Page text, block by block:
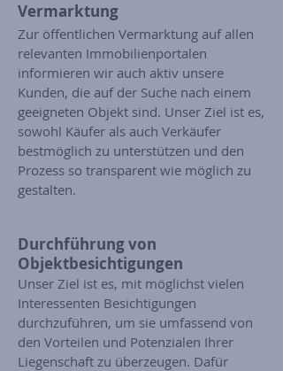
Vermarktung​
Zur öffentlichen Vermarktung auf allen
relevanten Immobilienportalen
informieren wir auch aktiv unsere
Kunden, die auf der Suche nach einem
geeigneten Objekt sind. Unser Ziel ist es,
sowohl Käufer als auch Verkäufer
bestmöglich zu unterstützen und den
Prozess so transparent wie möglich zu
gestalten.
Durchführung von
Objektbesichtigungen
Unser Ziel ist es, mit möglichst vielen
Interessenten Besichtigungen
durchzuführen, um sie umfassend von
den Vorteilen und Potenzialen Ihrer
Liegenschaft zu überzeugen. Dafür